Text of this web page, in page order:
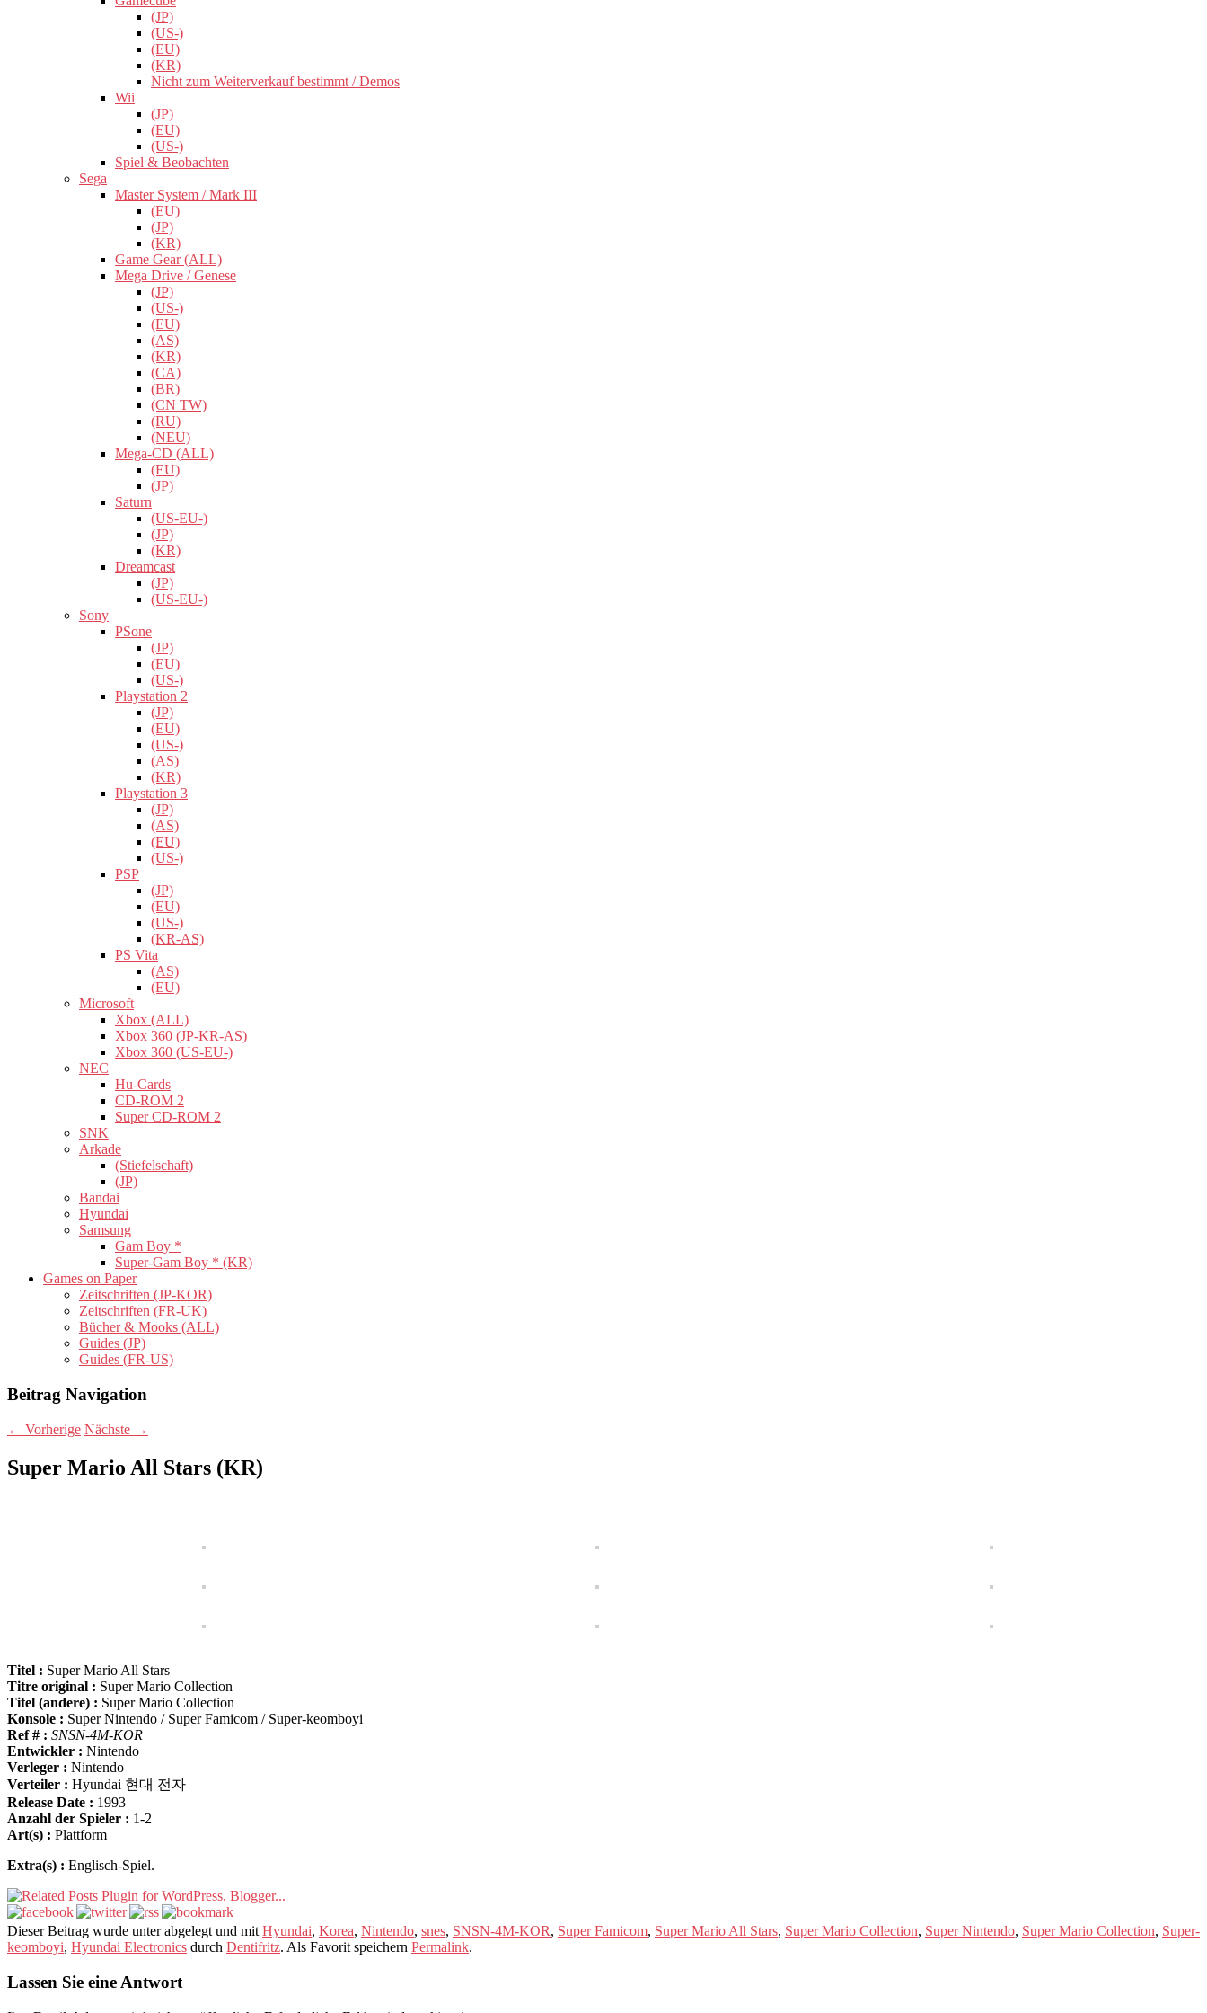
(JP)
(US-)
(EU)
(KR)
Nicht zum Weiterverkauf bestimmt / Demos
Wii
(JP)
(EU)
(US-)
Spiel & Beobachten
Sega
Master System / Mark III
(EU)
(JP)
(KR)
Game Gear (ALL)
Mega Drive / Genese
(JP)
(US-)
(EU)
(AS)
(KR)
(CA)
(BR)
(CN TW)
(RU)
(NEU)
Mega-CD (ALL)
(EU)
(JP)
Saturn
(US-EU-)
(JP)
(KR)
Dreamcast
(JP)
(US-EU-)
Sony
PSone
(JP)
(EU)
(US-)
Playstation 2
(JP)
(EU)
(US-)
(AS)
(KR)
Playstation 3
(JP)
(AS)
(EU)
(US-)
PSP
(JP)
(EU)
(US-)
(KR-AS)
PS Vita
(AS)
(EU)
Microsoft
Xbox (ALL)
Xbox 360 (JP-KR-AS)
Xbox 360 (US-EU-)
NEC
Hu-Cards
CD-ROM 2
Super CD-ROM 2
SNK
Arkade
(Stiefelschaft)
(JP)
Bandai
Hyundai
Samsung
Gam Boy *
Super-Gam Boy * (KR)
Games on Paper
Zeitschriften (JP-KOR)
Zeitschriften (FR-UK)
Bücher & Mooks (ALL)
Guides (JP)
Guides (FR-US)
Beitrag Navigation
← Vorherige Nächste →
Super Mario All Stars (KR)
Titel : Super Mario All Stars
Titre original : Super Mario Collection
Titel (andere) : Super Mario Collection
Konsole : Super Nintendo / Super Famicom / Super-keomboyi
Ref # : SNSN-4M-KOR
Entwickler : Nintendo
Verleger : Nintendo
Verteiler : Hyundai 현대 전자
Release Date : 1993
Anzahl der Spieler : 1-2
Art(s) : Plattform
Extra(s) : Englisch-Spiel.
Dieser Beitrag wurde unter abgelegt und mitHyundai, Korea, Nintendo, snes, SNSN-4M-KOR, Super Famicom, Super Mario All Stars, Super Mario Collection, Super Nintendo, Super Mario Collection, Super-
keomboyi, Hyundai Electronics durch Dentifritz. Als Favorit speichern Permalink.
Lassen Sie eine Antwort